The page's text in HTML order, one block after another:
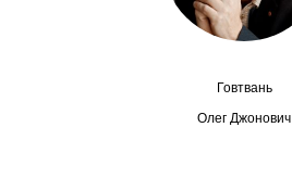
Отчетность
Материалы для СМИ
Говтвань
Олег Джонович